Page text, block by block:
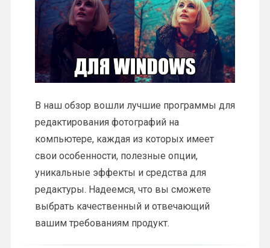
В наш обзор вошли лучшие программы для
редактирования фотографий на
компьютере, каждая из которых имеет
свои особенности, полезные опции,
уникальные эффекты и средства для
редактуры. Надеемся, что вы сможете
выбрать качественный и отвечающий
вашим требованиям продукт.